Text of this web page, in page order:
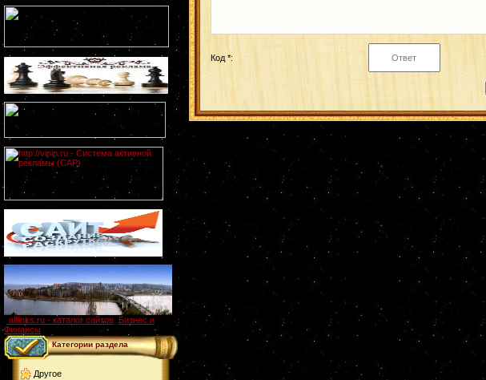
alllinks.ru - каталог сайтов Бизнес и
Финансы
Категории раздела
Другое
Код *: